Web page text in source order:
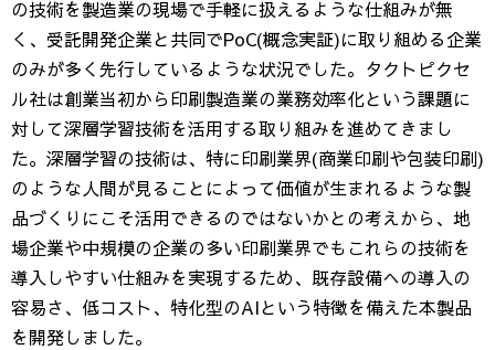
の技術を製造業の現場で手軽に扱えるような仕組みが無
く、受託開発企業と共同でPoC(概念実証)に取り組める企業
のみが多く先行しているような状況でした。タクトピクセ
ル社は創業当初から印刷製造業の業務効率化という課題に
対して深層学習技術を活用する取り組みを進めてきまし
た。深層学習の技術は、特に印刷業界(商業印刷や包装印刷)
のような人間が見ることによって価値が生まれるような製
品づくりにこそ活用できるのではないかとの考えから、地
場企業や中規模の企業の多い印刷業界でもこれらの技術を
導入しやすい仕組みを実現するため、既存設備への導入の
容易さ、低コスト、特化型のAIという特徴を備えた本製品
を開発しました。